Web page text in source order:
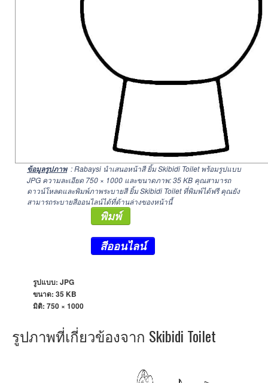
ข้อมูลรูปภาพ : Rabaysi นำเสนอหน้าสี ยิ้ม Skibidi Toilet พร้อมรูปแบบ
JPG ความละเอียด 750 × 1000 และขนาดภาพ: 35 KB คุณสามารถ
ดาวน์โหลดและพิมพ์ภาพระบายสี ยิ้ม Skibidi Toilet ที่พิมพ์ได้ฟรี คุณยัง
สามารถระบายสีออนไลน์ได้ที่ด้านล่างของหน้านี้
พิมพ์
สีออนไลน์
รูปแบบ: JPG
ขนาด: 35 KB
มิติ: 750 × 1000
รูปภาพที่เกี่ยวข้องจาก Skibidi Toilet